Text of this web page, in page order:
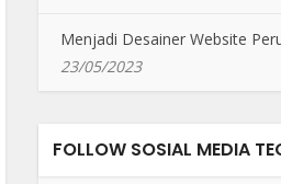
Menjadi Desainer Website
23/05/2023
FOLLOW SOSIAL MEDIA